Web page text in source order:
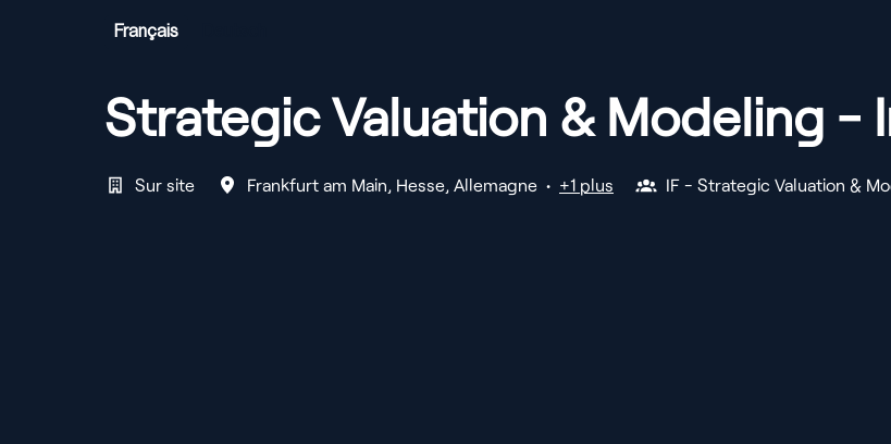
Français
Strategic Valuation & Modeling -
Sur site Frankfurt am Main Hesse Allemagne • +1 plus IF - Strategic Valuation &